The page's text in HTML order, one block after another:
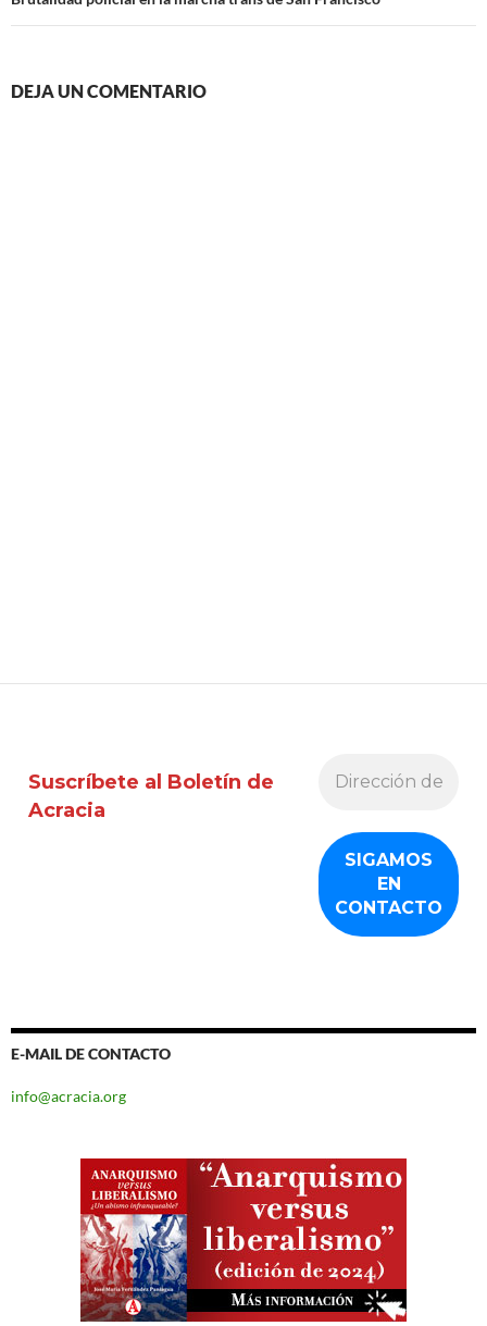
DEJA UN COMENTARIO
Suscríbete al Boletín de
Acracia
E-MAIL DE CONTACTO
info@acracia.org